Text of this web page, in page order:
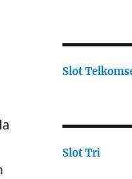
Slot
Slot Tri